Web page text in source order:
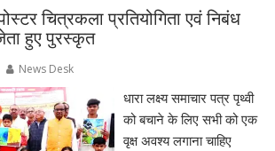
चित्रकला प्रतियोगिता एवं निबंध
हुए पुरस्कृत
News Desk
धारा लक्ष्य समाचार पत्र पृथ्वी
को बचाने के लिए सभी को एक
वृक्ष अवश्य लगाना चाहिए